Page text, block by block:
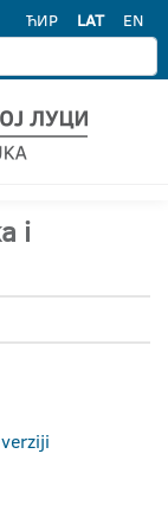
ЋИР LAT EN
i